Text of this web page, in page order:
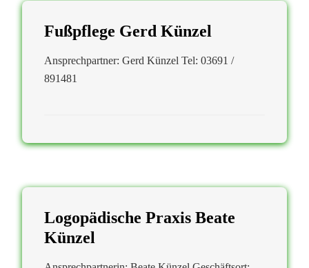
Fußpflege Gerd Künzel
Ansprechpartner: Gerd Künzel Tel: 03691 /
891481
Logopädische Praxis Beate
Künzel